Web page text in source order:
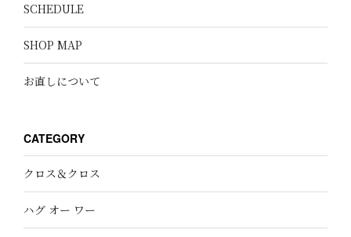
SCHEDULE
SHOP MAP
お直しについて
CATEGORY
クロス＆クロス
ハグ オー ワー